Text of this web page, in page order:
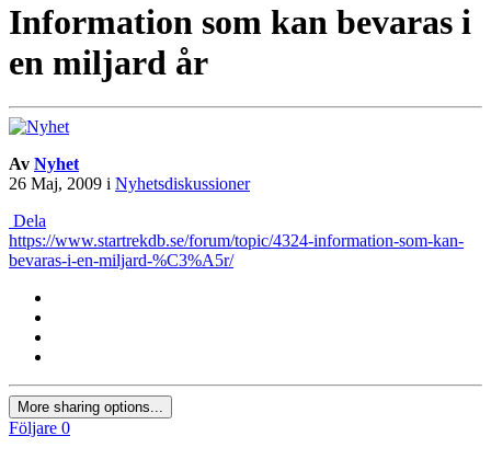
Information som kan bevaras i
en miljard år
Av Nyhet
26 Maj, 2009 i Nyhetsdiskussioner
Dela
https://www.startrekdb.se/forum/topic/4324-information-som-kan-
bevaras-i-en-miljard-%C3%A5r/
More sharing options...
Följare 0